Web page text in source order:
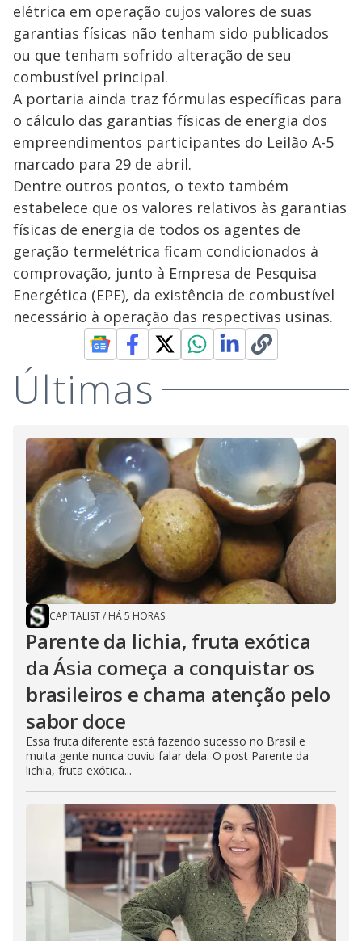
elétrica em operação cujos valores de suas
garantias físicas não tenham sido publicados
ou que tenham sofrido alteração de seu
combustível principal.
A portaria ainda traz fórmulas específicas para
o cálculo das garantias físicas de energia dos
empreendimentos participantes do Leilão A-5
marcado para 29 de abril.
Dentre outros pontos, o texto também
estabelece que os valores relativos às garantias
físicas de energia de todos os agentes de
geração termelétrica ficam condicionados à
comprovação, junto à Empresa de Pesquisa
Energética (EPE), da existência de combustível
necessário à operação das respectivas usinas.
Últimas
CAPITALIST/ HÁ 5 HORAS
Parente da lichia, fruta exótica
da Ásia começa a conquistar os
brasileiros e chama atenção pelo
sabor doce
Essa fruta diferente está fazendo sucesso no Brasil e
muita gente nunca ouviu falar dela. O post Parente da
lichia, fruta exótica...